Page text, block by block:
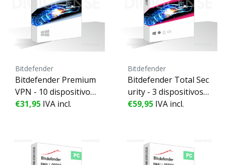
Bitdefender
Bitdefender Premium
VPN - 10 dispositivos
- 1 Año
€31,95 IVA incl.
Bitdefender
Bitdefender Total Sec
urity - 3 dispositivos -
2 Años
€59,95 IVA incl.